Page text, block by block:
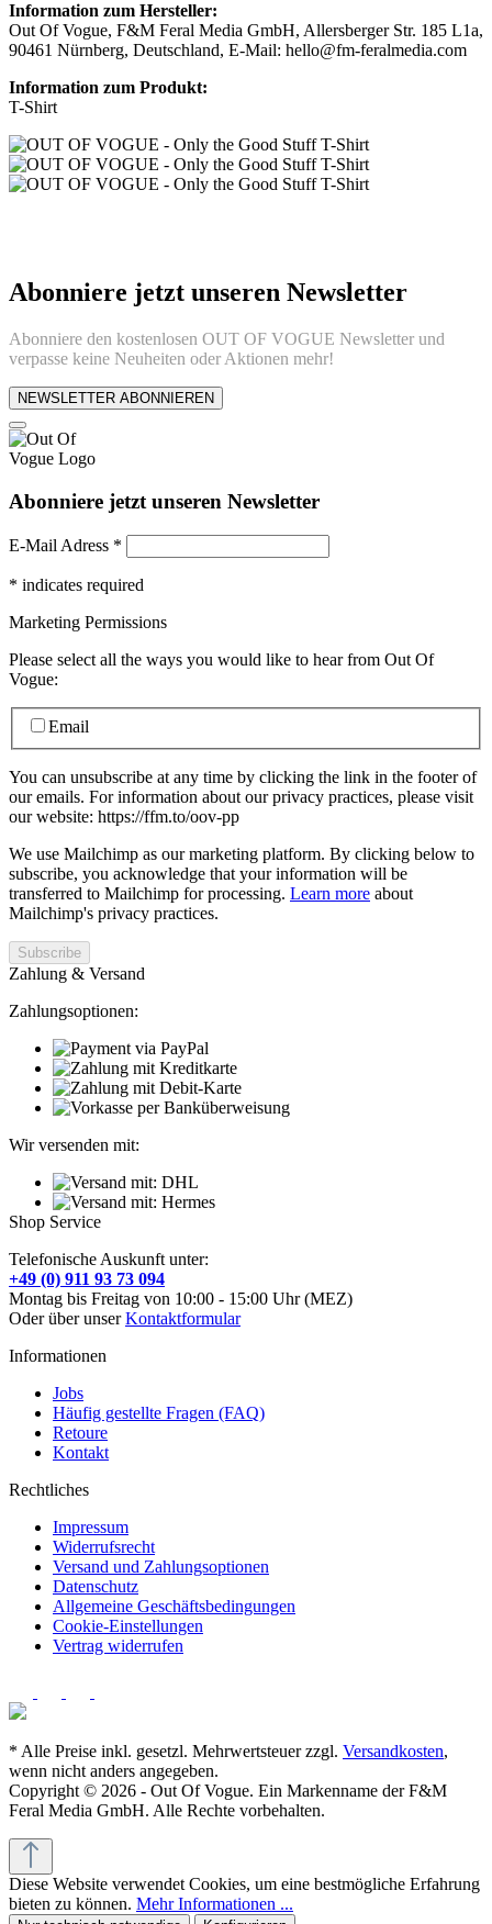
Information zum Hersteller:
Out Of Vogue, F&M Feral Media GmbH, Allersberger Str. 185 L1a,
90461 Nürnberg, Deutschland, E-Mail: hello@fm-feralmedia.com
Information zum Produkt:
T-Shirt
Abonniere jetzt unseren Newsletter
Abonniere den kostenlosen OUT OF VOGUE Newsletter und
verpasse keine Neuheiten oder Aktionen mehr!
NEWSLETTER ABONNIEREN
Abonniere jetzt unseren Newsletter
E-Mail Adress *
* indicates required
Marketing Permissions
Please select all the ways you would like to hear from Out Of
Vogue:
Email
You can unsubscribe at any time by clicking the link in the footer of
our emails. For information about our privacy practices, please visit
our website: https://ffm.to/oov-pp
We use Mailchimp as our marketing platform. By clicking below to
subscribe, you acknowledge that your information will be
transferred to Mailchimp for processing. Learn more about
Mailchimp's privacy practices.
Zahlung & Versand
Zahlungsoptionen:
Wir versenden mit:
Shop Service
Telefonische Auskunft unter:
+49 (0) 911 93 73 094
Montag bis Freitag von 10:00 - 15:00 Uhr (MEZ)
Oder über unserKontaktformular
Informationen
Jobs
Häufig gestellte Fragen (FAQ)
Retoure
Kontakt
Rechtliches
Impressum
Widerrufsrecht
Versand und Zahlungsoptionen
Datenschutz
Allgemeine Geschäftsbedingungen
Cookie-Einstellungen
Vertrag widerrufen
* Alle Preise inkl. gesetzl. Mehrwertsteuer zzgl. Versandkosten,
wenn nicht anders angegeben.
Copyright © 2026 - Out Of Vogue. Ein Markenname der F&M
Feral Media GmbH. Alle Rechte vorbehalten.
Diese Website verwendet Cookies, um eine bestmögliche Erfahrung
bieten zu können. Mehr Informationen ...